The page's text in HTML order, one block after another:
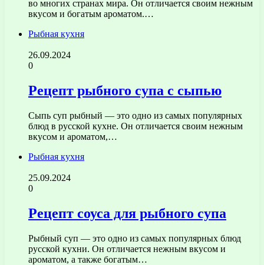
во многих странах мира. Он отличается своим нежным
вкусом и богатым ароматом.…
Рыбная кухня
26.09.2024
0
Рецепт рыбного супа с сыпью
Сыпь суп рыбный — это одно из самых популярных
блюд в русской кухне. Он отличается своим нежным
вкусом и ароматом,…
Рыбная кухня
25.09.2024
0
Рецепт соуса для рыбного супа
Рыбный суп — это одно из самых популярных блюд
русской кухни. Он отличается нежным вкусом и
ароматом, а также богатым…